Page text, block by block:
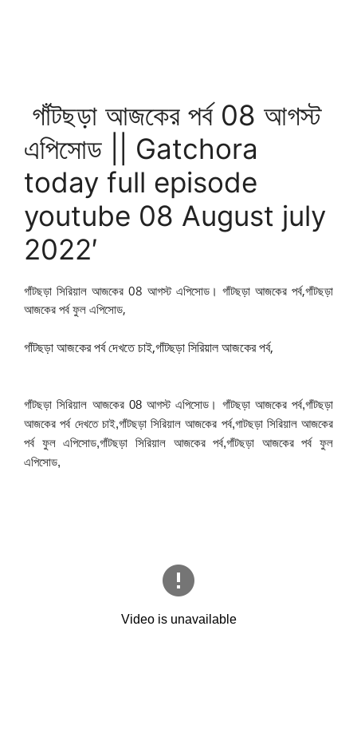
গাঁটছড়া আজকের পর্ব 08 আগস্ট
এপিসোড || Gatchora
today full episode
youtube 08 August july
2022′
গাঁটছড়া সিরিয়াল আজকের 08 আগস্ট এপিসোড। গাঁটছড়া আজকের পর্ব,গাঁটছড়া
আজকের পর্ব ফুল এপিসোড,
গাঁটছড়া আজকের পর্ব দেখতে চাই,গাঁটছড়া সিরিয়াল আজকের পর্ব,
গাঁটছড়া সিরিয়াল আজকের 08 আগস্ট এপিসোড। গাঁটছড়া আজকের পর্ব,গাঁটছড়া
আজকের পর্ব দেখতে চাই,গাঁটছড়া সিরিয়াল আজকের পর্ব,গাটছড়া সিরিয়াল আজকের
পর্ব ফুল এপিসোড,গাঁটছড়া সিরিয়াল আজকের পর্ব,গাঁটছড়া আজকের পর্ব ফুল
এপিসোড,